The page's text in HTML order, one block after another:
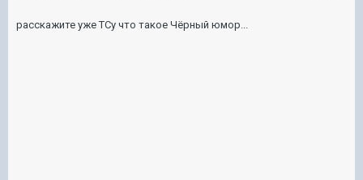
расскажите уже ТСу что такое Чёрный юмор...